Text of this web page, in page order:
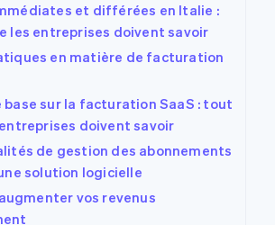
et différées en Italie :
les entreprises doivent savoir
en matière de facturation
base sur la facturation SaaS : tout
doivent savoir
de gestion des abonnements
solution logicielle
vos revenus